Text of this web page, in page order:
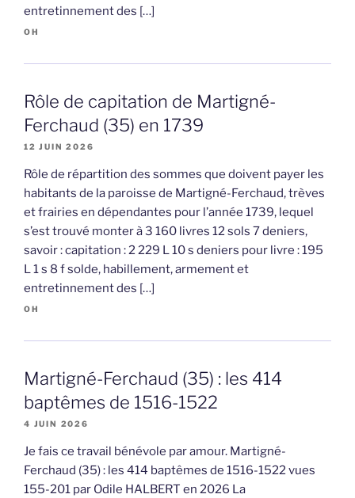
entretinnement des […]
OH
Rôle de capitation de Martigné-
Ferchaud (35) en 1739
12 JUIN 2026
Rôle de répartition des sommes que doivent payer les
habitants de la paroisse de Martigné-Ferchaud, trèves
et frairies en dépendantes pour l’année 1739, lequel
s’est trouvé monter à 3 160 livres 12 sols 7 deniers,
savoir : capitation : 2 229 L 10 s deniers pour livre : 195
L 1 s 8 f solde, habillement, armement et
entretinnement des […]
OH
Martigné-Ferchaud (35) : les 414
baptêmes de 1516-1522
4 JUIN 2026
Je fais ce travail bénévole par amour. Martigné-
Ferchaud (35) : les 414 baptêmes de 1516-1522 vues
155-201 par Odile HALBERT en 2026 La